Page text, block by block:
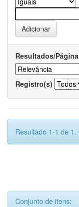
Resultados/Página
Registro(s)
Resultado 1-1 de 1.
Conjunto de itens: